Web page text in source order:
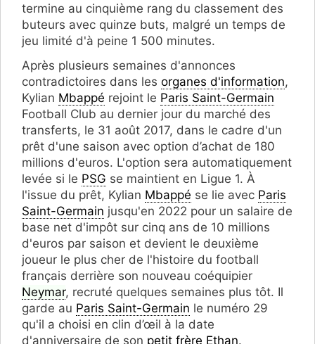
termine au cinquième rang du classement des
buteurs avec quinze buts, malgré un temps de
jeu limité d'à peine 1 500 minutes.
Après plusieurs semaines d'annonces
contradictoires dans les organes d'information,
Kylian Mbappé rejoint le Paris Saint-Germain
Football Club au dernier jour du marché des
transferts, le 31 août 2017, dans le cadre d'un
prêt d'une saison avec option d’achat de 180
millions d'euros. L'option sera automatiquement
levée si le PSG se maintient en Ligue 1. À
l'issue du prêt, Kylian Mbappé se lie avec Paris
Saint-Germain jusqu'en 2022 pour un salaire de
base net d'impôt sur cinq ans de 10 millions
d'euros par saison et devient le deuxième
joueur le plus cher de l'histoire du football
français derrière son nouveau coéquipier
Neymar, recruté quelques semaines plus tôt. Il
garde au Paris Saint-Germain le numéro 29
qu'il a choisi en clin d’œil à la date
d'anniversaire de son petit frère Ethan.